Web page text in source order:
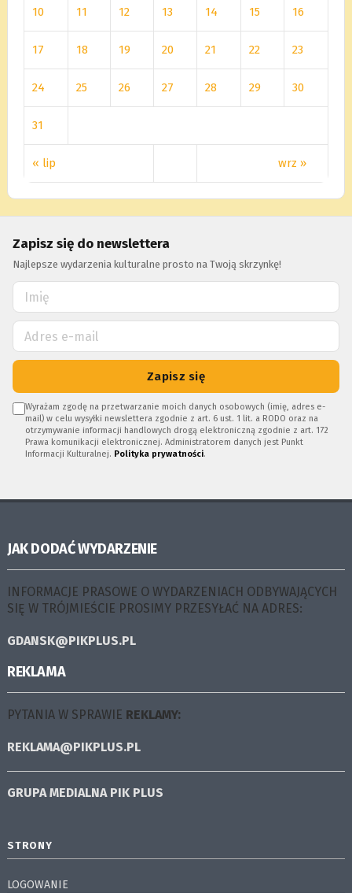
« lip wrz »
10 11 12 13 14 15 16
17 18 19 20 21 22 23
24 25 26 27 28 29 30
31
Zapisz się do newslettera
Najlepsze wydarzenia kulturalne prosto na Twoją skrzynkę!
Zapisz się
Wyrażam zgodę na przetwarzanie moich danych osobowych (imię, adres e-
mail) w celu wysyłki newslettera zgodnie z art. 6 ust. 1 lit. a RODO oraz na
otrzymywanie informacji handlowych drogą elektroniczną zgodnie z art. 172
Prawa komunikacji elektronicznej. Administratorem danych jest Punkt
Informacji Kulturalnej. Polityka prywatności.
JAK DODAĆ WYDARZENIE
INFORMACJE PRASOWE O WYDARZENIACH ODBYWAJĄCYCH
SIĘ W TRÓJMIEŚCIE PROSIMY PRZESYŁAĆ NA ADRES:
GDANSK@PIKPLUS.PL
REKLAMA
PYTANIA W SPRAWIE REKLAMY:
REKLAMA@PIKPLUS.PL
GRUPA MEDIALNA PIK PLUS
STRONY
LOGOWANIE